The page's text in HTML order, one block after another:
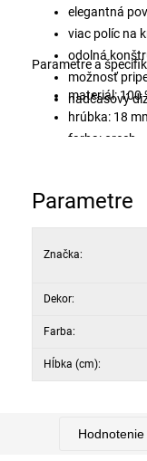
elegantná
viac políc na
odolná
možnosť
nadčasový
Parametre a
materiál: 100
hrúbka: 18
farba: orech
Parametre
Značka:
Dekor:
Farba:
Hĺbka (cm):
Hodnotenie